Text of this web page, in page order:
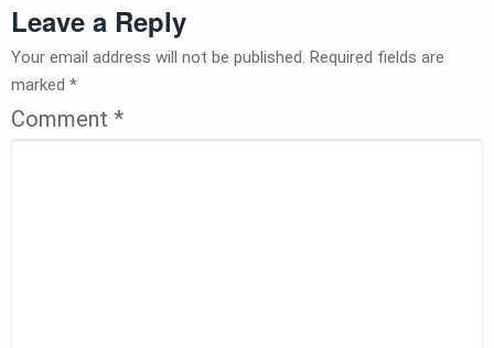
Leave a Reply
Your email address will not be published. Required fields are
marked *
Comment *